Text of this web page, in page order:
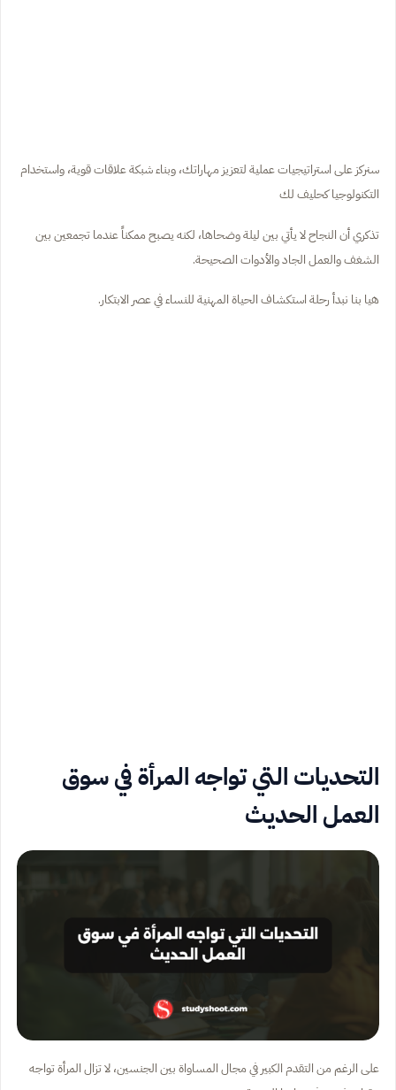
سنركز على استراتيجيات عملية لتعزيز مهاراتك، وبناء شبكة علاقات قوية، واستخدام
التكنولوجيا كحليف لك
تذكري أن النجاح لا يأتي بين ليلة وضحاها، لكنه يصبح ممكناً عندما تجمعين بين
الشغف والعمل الجاد والأدوات الصحيحة.
هيا بنا نبدأ رحلة استكشاف الحياة المهنية للنساء في عصر الابتكار.
التحديات التي تواجه المرأة في سوق
العمل الحديث
على الرغم من التقدم الكبير في مجال المساواة بين الجنسين، لا تزال المرأة تواجه